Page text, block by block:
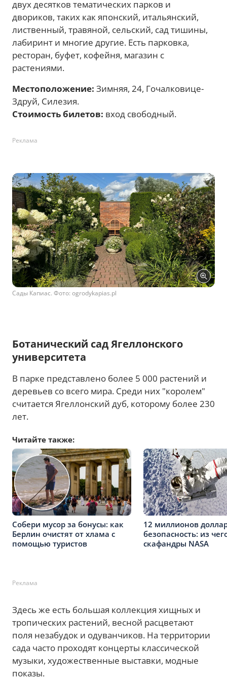
двух десятков тематических парков и
двориков, таких как японский, итальянский,
лиственный, травяной, сельский, сад тишины,
лабиринт и многие другие. Есть парковка,
ресторан, буфет, кофейня, магазин с
растениями.
Местоположение: Зимняя, 24, Гочалковице-
Здруй, Силезия.
Стоимостьбилетов: вход свободный.
Реклама
Сады Капиас. Фото: ogrodykapias.pl
Ботанический сад Ягеллонского
университета
В парке представлено более 5 000 растений и
деревьев со всего мира. Среди них "королем"
считается Ягеллонский дуб, которому более 230
лет.
Читайте также:
Собери мусор за бонусы: как
Берлин очистят от хлама с
помощью туристов
12 миллионов
безопасность: из
скафандры NASA
Реклама
Здесь же есть большая коллекция хищных и
тропических растений, весной расцветают
поля незабудок и одуванчиков. На территории
сада часто проходят концерты классической
музыки, художественные выставки, модные
показы.